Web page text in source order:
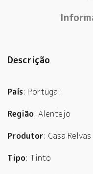
Descrição
País: Portugal
Região: Alentejo
Produtor: Casa Relvas
Tipo: Tinto